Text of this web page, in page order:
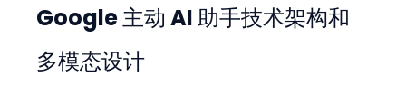
Google 主动 AI 助手技术架构和
多模态设计